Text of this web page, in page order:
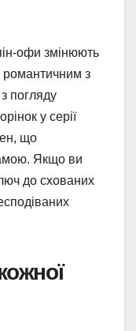
офи змінюють
романтичним з
погляду
у серії
що
Якщо ви
до схованих